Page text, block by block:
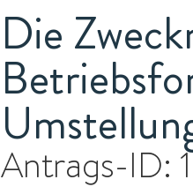
Die
Antrags-ID: